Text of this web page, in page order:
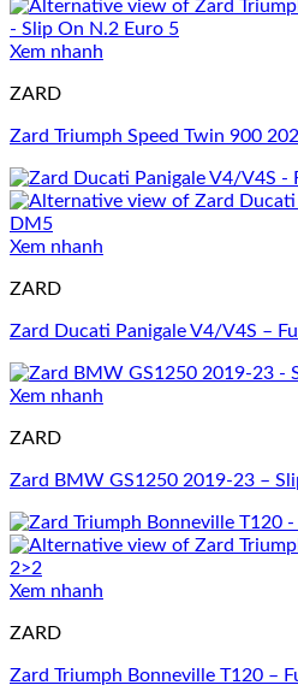
Xem nhanh
ZARD
Zard Triumph Speed Twin 900
Xem nhanh
ZARD
Zard Ducati Panigale V4/V4S –
Xem nhanh
ZARD
Zard BMW GS1250 2019-23 –
Xem nhanh
ZARD
Zard Triumph Bonneville T120 –